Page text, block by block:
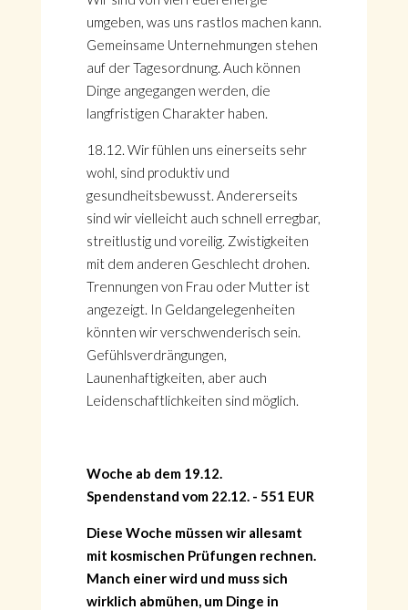
umgeben, was uns rastlos machen kann.
Gemeinsame Unternehmungen stehen
auf der Tagesordnung. Auch können
Dinge angegangen werden, die
langfristigen Charakter haben.
18.12. Wir fühlen uns einerseits sehr
wohl, sind produktiv und
gesundheitsbewusst. Andererseits
sind wir vielleicht auch schnell erregbar,
streitlustig und voreilig. Zwistigkeiten
mit dem anderen Geschlecht drohen.
Trennungen von Frau oder Mutter ist
angezeigt. In Geldangelegenheiten
könnten wir verschwenderisch sein.
Gefühlsverdrängungen,
Launenhaftigkeiten, aber auch
Leidenschaftlichkeiten sind möglich.
Woche ab dem 19.12.
Spendenstand vom 22.12. - 551 EUR
Diese Woche müssen wir allesamt
mit kosmischen Prüfungen rechnen.
Manch einer wird und muss sich
wirklich abmühen, um Dinge in